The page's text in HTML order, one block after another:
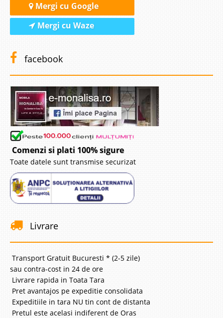
Mergi cu Google
Mergi cu Waze
facebook
Comenzi si plati 100% sigure
Toate datele sunt transmise securizat
Livrare
Transport Gratuit Bucuresti * (2-5 zile)
sau contra-cost in 24 de ore
Livrare rapida in Toata Tara
Pret avantajos pe expeditie consolidata
Expeditiile in tara NU tin cont de distanta
Pretul este acelasi indiferent de Oras